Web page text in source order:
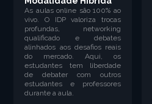
As aulas online são 100% ao
vivo. O IDP valoriza trocas
profundas, networking
qualificado e debates
alinhados aos desafios reais
do mercado. Aqui, os
estudantes tem liberdade
de debater com outros
estudantes e professores
durante a aula.